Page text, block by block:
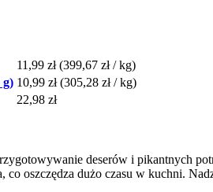
11,99 zł (399,67 zł / kg)
g) 10,99 zł (305,28 zł / kg)
22,98 zł
deserów i pikantnych
co oszczędza dużo czasu w kuchni.